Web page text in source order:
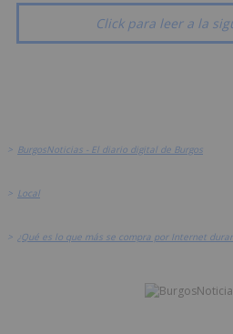
Click para leer a la
> BurgosNoticias - El diario digital de Burgos
> Local
> ¿Qué es lo que más se compra por Internet